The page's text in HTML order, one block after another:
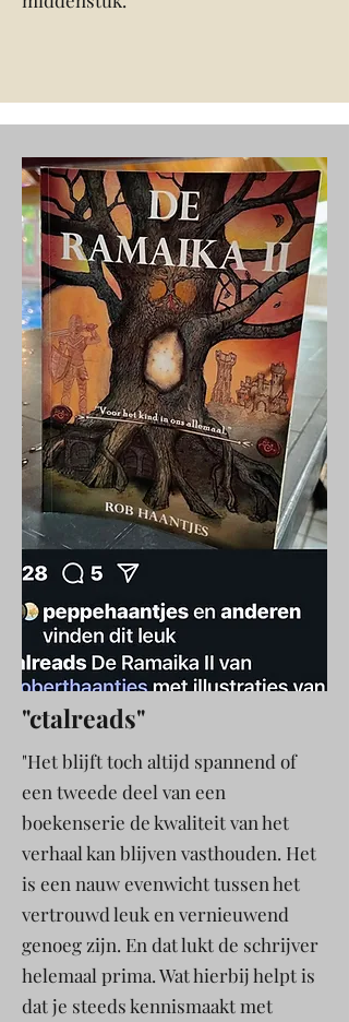
"ctalreads"
"Het blijft toch altijd spannend of
een tweede deel van een
boekenserie de kwaliteit van het
verhaal kan blijven vasthouden. Het
is een nauw evenwicht tussen het
vertrouwd leuk en vernieuwend
genoeg zijn. En dat lukt de schrijver
helemaal prima. Wat hierbij helpt is
dat je steeds kennismaakt met